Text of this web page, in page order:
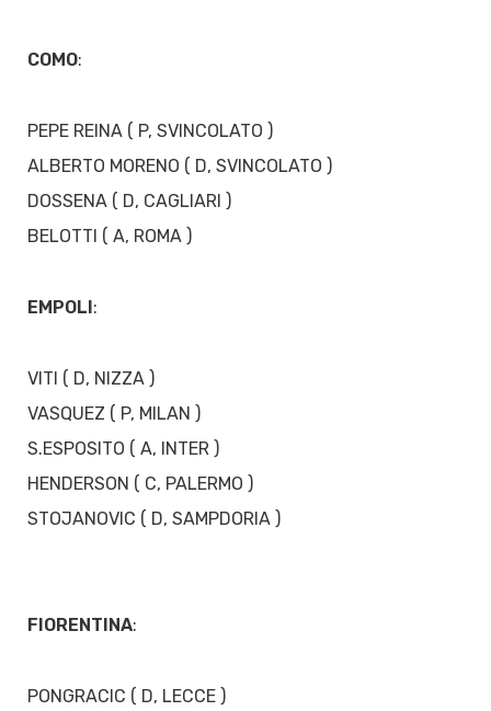
COMO:
PEPE REINA ( P, SVINCOLATO )
ALBERTO MORENO ( D, SVINCOLATO )
DOSSENA ( D, CAGLIARI )
BELOTTI ( A, ROMA )
EMPOLI:
VITI ( D, NIZZA )
VASQUEZ ( P, MILAN )
S.ESPOSITO ( A, INTER )
HENDERSON ( C, PALERMO )
STOJANOVIC ( D, SAMPDORIA )
FIORENTINA:
PONGRACIC ( D, LECCE )